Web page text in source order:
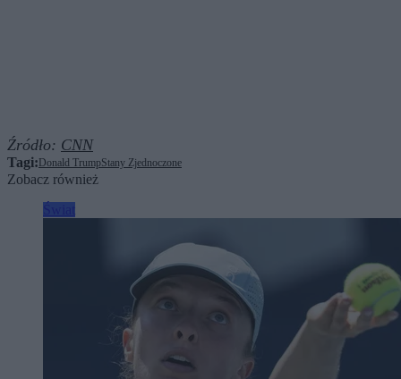
Źródło: CNN
Tagi: Donald TrumpStany Zjednoczone
Zobacz również